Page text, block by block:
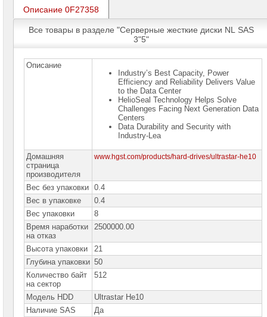
Серверы
Brand
Пассивное
системы
хранения
данных
Компоненты
компьютеров
Компоненты
серверов
Серверные
платформы
Серверные
материнские
платы
Описание 0F27358
Все товары в разделе "Серверные жесткие диски NL SAS
3"5"
Описание
Industry’s Best Capacity, Power
Efficiency and Reliability Delivers Value
to the Data Center
HelioSeal Technology Helps Solve
Challenges Facing Next Generation Data
Centers
Data Durability and Security with
Industry-Lea
Домашняя
страница
производителя
www.hgst.com/products/hard-drives/ultrastar-he10
Вес без упаковки
0.4
Вес в упаковке
0.4
Вес упаковки
8
Время наработки
на отказ
2500000.00
Высота упаковки
21
Глубина упаковки 50
Количество байт
на сектор
512
Модель HDD
Ultrastar He10
Наличие SAS
Да